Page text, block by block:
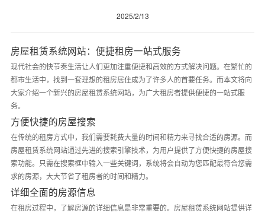
2025/2/13
房屋租赁系统网站：便捷租房一站式服务
现代社会的快节奏生活让人们更加注重便捷和高效的方式解决问题。在繁忙的
都市生活中，找到一套理想的租房居住成为了许多人的首要任务。而本文将向
大家介绍一个新兴的房屋租赁系统网站，为广大租房者提供便捷的一站式服
务。
方便快捷的房屋搜索
在传统的租房方式中，我们需要耗费大量的时间和精力来寻找合适的房源。而
房屋租赁系统网站通过先进的搜索引擎技术，为用户提供了方便快捷的房屋搜
索功能。只需在搜索框中输入一些关键词，系统将会自动为您匹配最符合您需
求的房源，大大节省了租房者的时间和精力。
详细全面的房源信息
在租房过程中，了解房源的详细信息是非常重要的。房屋租赁系统网站提供详